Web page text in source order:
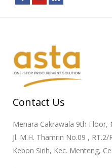
Contact Us
Menara Cakrawala 9th Floor,
Jl. M.H. Thamrin No.09 , RT.2/
Kebon Sirih, Kec. Menteng,